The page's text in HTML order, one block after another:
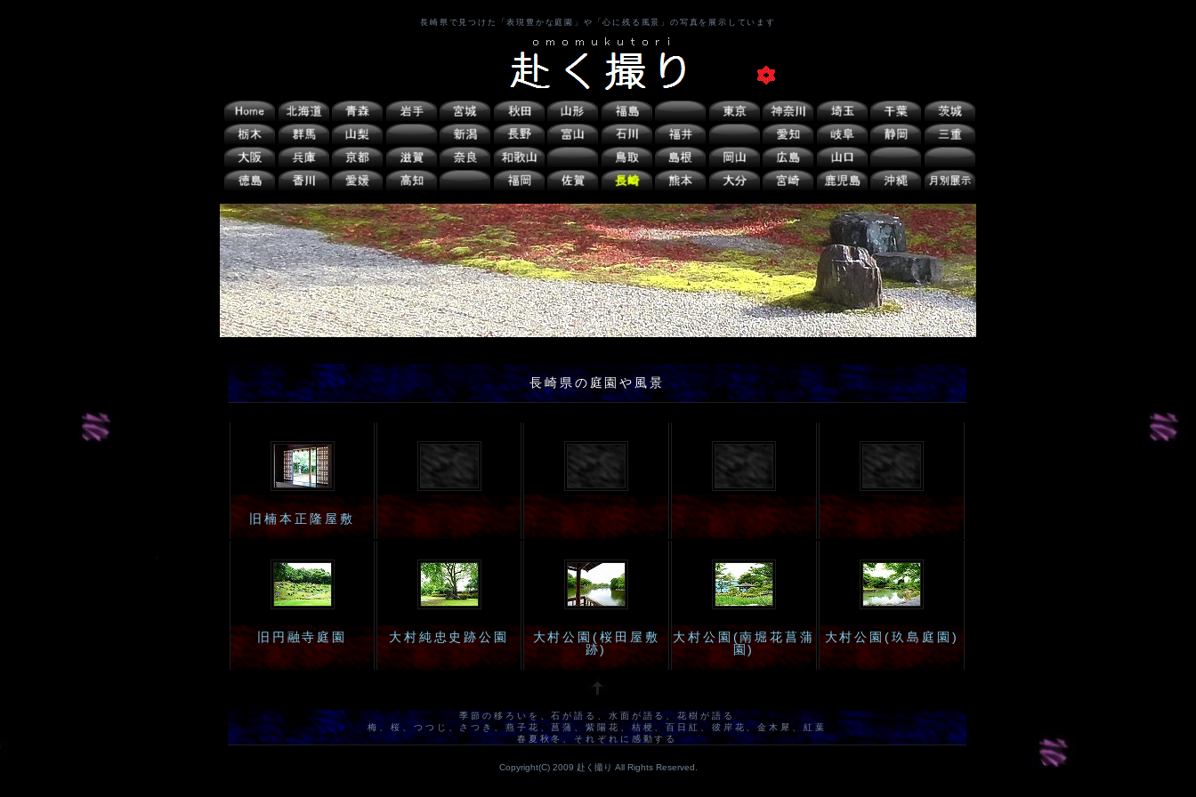
長崎県で見つけた「表現豊かな庭園」や「心に残る風景」の写真を展示しています
長崎県の庭園や風景
旧楠本正隆屋敷
旧円融寺庭園 大村純忠史跡公園
大村公園(桜田屋敷
跡)
大村公園(南堀花菖蒲
園)
大村公園(玖島庭園)
季節の移ろいを、石が語る、水面が語る、花樹が語る
梅、桜、つつじ、さつき、燕子花、菖蒲、紫陽花、桔梗、百日紅、彼岸花、金木犀、紅葉
春夏秋冬、それぞれに感動する
Copyright(C) 2009 赴く撮り All Rights Reserved.